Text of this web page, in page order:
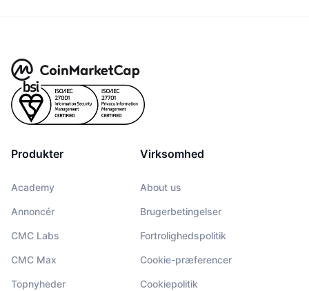
Produkter
Academy
Annoncér
CMC Labs
CMC Max
Topnyheder
Virksomhed
About us
Brugerbetingelser
Fortrolighedspolitik
Cookie-præferencer
Cookiepolitik